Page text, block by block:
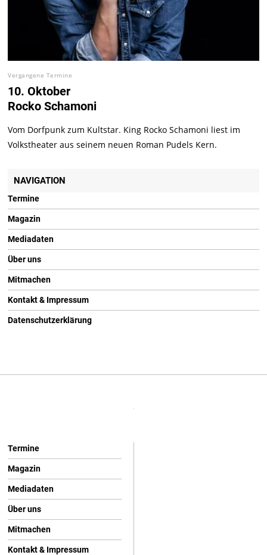
Vergangene Termine
10. Oktober
Rocko Schamoni
Vom Dorfpunk zum Kultstar. King Rocko Schamoni liest im
Volkstheater aus seinem neuen Roman Pudels Kern.
NAVIGATION
Termine
Magazin
Mediadaten
Über uns
Mitmachen
Kontakt & Impressum
Datenschutzerklärung
Termine
Magazin
Mediadaten
Über uns
Mitmachen
Kontakt & Impressum